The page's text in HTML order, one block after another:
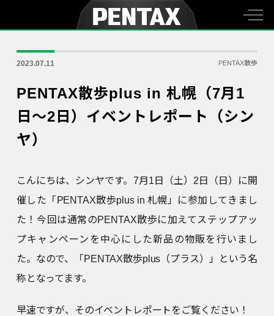
2023.07.11 PENTAX散歩
PENTAX散歩plus in 札幌（7月1
日～2日）イベントレポート（シン
ヤ）
こんにちは、シンヤです。7月1日（土）2日（日）に開
催した「PENTAX散歩plus in 札幌」に参加してきまし
た！今回は通常のPENTAX散歩に加えてステップアッ
プキャンペーンを中心にした新品の物販を行いまし
た。なので、「PENTAX散歩plus（プラス）」という名
称となってます。
早速ですが、そのイベントレポートをご覧ください！